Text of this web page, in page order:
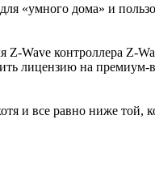
«умного дома» и
Wave контроллера Z-
лицензию на
и все равно ниже той,